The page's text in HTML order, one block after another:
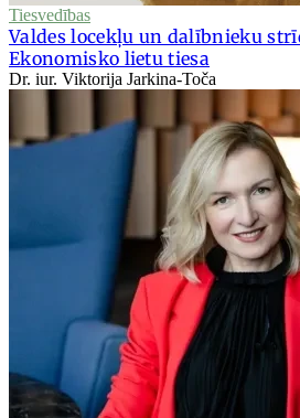
Tiesvedības
Valdes locekļu un dalībnieku
Ekonomisko lietu tiesa
Dr. iur. Viktorija Jarkina-Toča